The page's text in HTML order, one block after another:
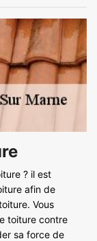
? il est
afin de
Vous
toiture contre
sa force de